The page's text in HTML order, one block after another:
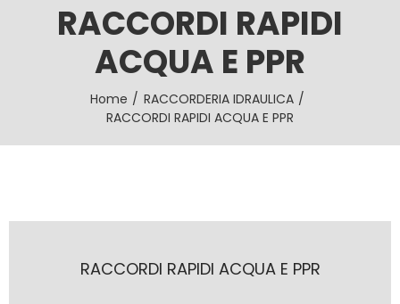
RACCORDI RAPIDI
ACQUA E PPR
Home
RACCORDERIA IDRAULICA
RACCORDI RAPIDI ACQUA E PPR
RACCORDI RAPIDI ACQUA E PPR